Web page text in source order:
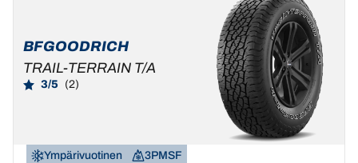
BFGOODRICH
TRAIL-TERRAIN T/A
3/5 (2)
Ympärivuotinen
3PMSF